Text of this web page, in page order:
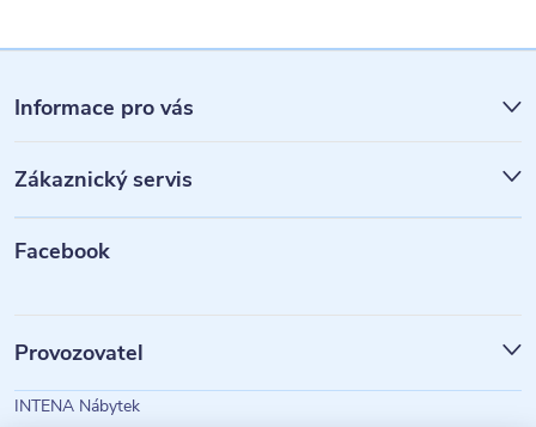
á
p
a
Informace pro vás
Zákaznický servis
Facebook
Provozovatel
INTENA Nábytek